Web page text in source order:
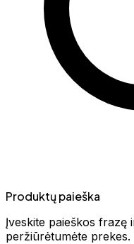
Produktų paieška
Įveskite paieškos frazę
peržiūrėtumėte prekes.